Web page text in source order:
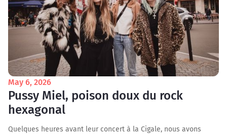
May 6, 2026
Pussy Miel, poison doux du rock
hexagonal
Quelques heures avant leur concert à la Cigale, nous avons